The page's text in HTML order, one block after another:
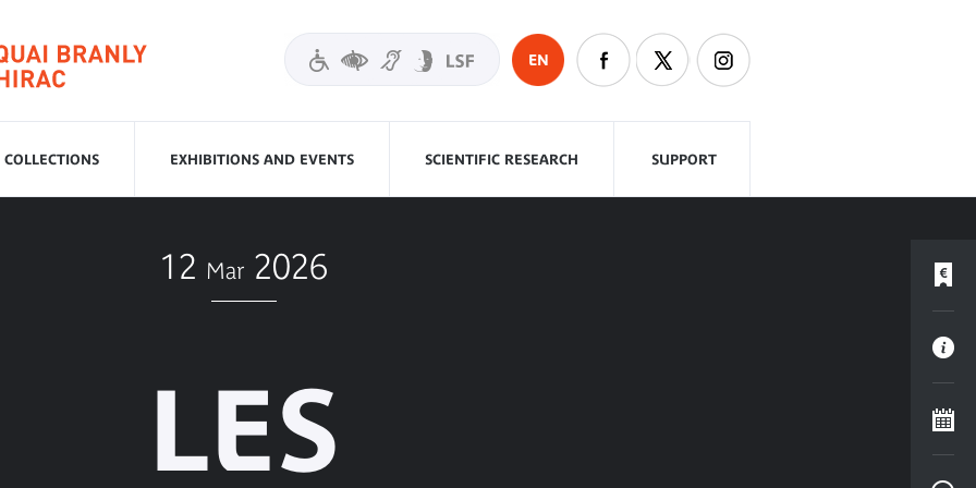
EN
COLLECTIONS EXHIBITIONS AND EVENTS SCIENTIFIC RESEARCH SUPPORT
12 Mar 2026
LES